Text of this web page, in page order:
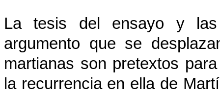
La tesis del ensayo y
argumento que se
martianas son pretextos
la recurrencia en ella de